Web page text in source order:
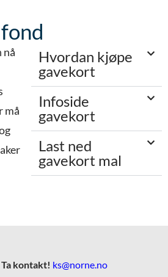
nå
må
Hvordan kjøpe
gavekort
Infoside
gavekort
Last ned
gavekort mal
kontakt! ks@norne.no